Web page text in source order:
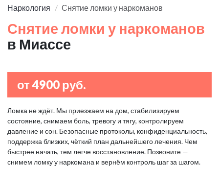
Наркология Снятие ломки у наркоманов
Снятие ломки у наркоманов
в Миассе
от 4900 руб.
Ломка не ждёт. Мы приезжаем на дом, стабилизируем
состояние, снимаем боль, тревогу и тягу, контролируем
давление и сон. Безопасные протоколы, конфиденциальность,
поддержка близких, чёткий план дальнейшего лечения. Чем
быстрее начать, тем легче восстановление. Позвоните —
снимем ломку у наркомана и вернём контроль шаг за шагом.